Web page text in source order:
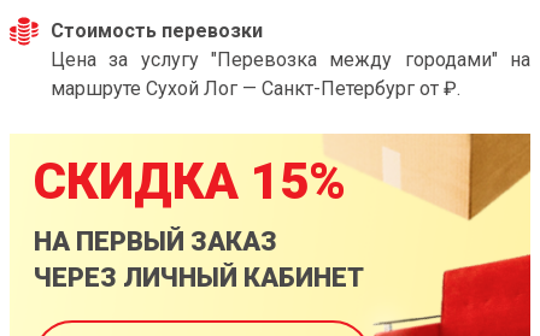
Стоимость перевозки
Цена за услугу "Перевозка между городами" на
маршруте Сухой Лог — Санкт-Петербург от ₽.
СКИДКА 15%
НА ПЕРВЫЙ ЗАКАЗ
ЧЕРЕЗ ЛИЧНЫЙ КАБИНЕТ